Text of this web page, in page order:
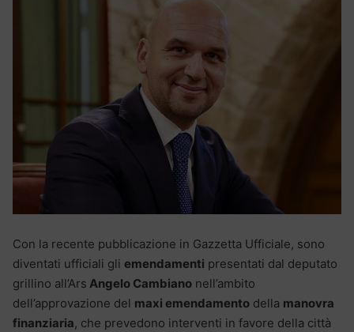
Con la recente pubblicazione in Gazzetta Ufficiale, sono
diventati ufficiali gli emendamenti presentati dal deputato
grillino all’Ars Angelo Cambiano nell’ambito
dell’approvazione del maxi emendamento della manovra
finanziaria, che prevedono interventi in favore della città